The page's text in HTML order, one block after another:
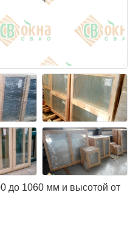
до 1060 мм и высотой от